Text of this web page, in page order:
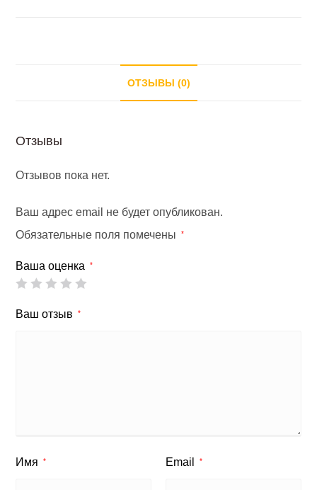
ОТЗЫВЫ (0)
Отзывы
Отзывов пока нет.
Ваш адрес email не будет опубликован.
Обязательные поля помечены
*
Ваша оценка *
Ваш отзыв *
Имя * Email *